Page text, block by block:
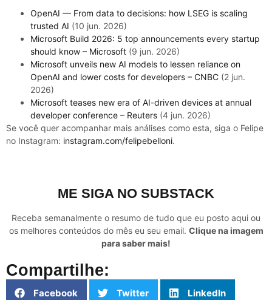
OpenAI — From data to decisions: how LSEG is scaling
trusted AI (10 jun. 2026)
Microsoft Build 2026: 5 top announcements every startup
should know – Microsoft (9 jun. 2026)
Microsoft unveils new AI models to lessen reliance on
OpenAI and lower costs for developers – CNBC (2 jun.
2026)
Microsoft teases new era of AI-driven devices at annual
developer conference – Reuters (4 jun. 2026)
Se você quer acompanhar mais análises como esta, siga o Felipe
no Instagram: instagram.com/felipebelloni.
ME SIGA NO SUBSTACK
Receba semanalmente o resumo de tudo que eu posto aqui ou
os melhores conteúdos do mês eu seu email. Clique na imagem
para saber mais!
Compartilhe:
Facebook Twitter LinkedIn